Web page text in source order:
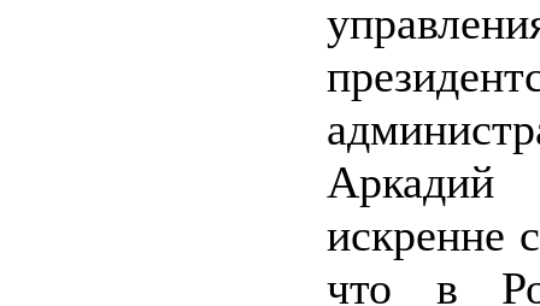
Аркадий
искренне
что в